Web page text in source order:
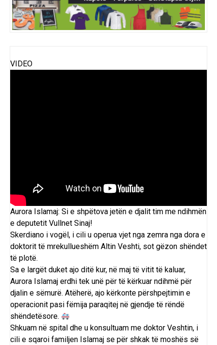
VIDEO
Aurora Islamaj: Si e shpëtova jetën e djalit tim me ndihmën
e deputetit Vullnet Sinaj!
Skerdiano i vogël, i cili u operua vjet nga zemra nga dora e
doktorit të mrekullueshëm Altin Veshti, sot gëzon shëndet
të plotë.
Sa e largët duket ajo ditë kur, në maj të vitit të kaluar,
Aurora Islamaj erdhi tek unë për të kërkuar ndihmë për
djalin e sëmurë. Atëherë, ajo kërkonte përshpejtimin e
operacionit pasi fëmija paraqitej në gjendje të rëndë
shëndetësore.
Shkuam në spital dhe u konsultuam me doktor Veshtin, i
cili e sqaroi familjen Islamaj se për shkak të moshës së